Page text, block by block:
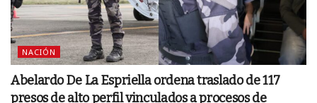
NACIÓN
Abelardo De La Espriella ordena traslado de 117
presos de alto perfil vinculados a procesos de